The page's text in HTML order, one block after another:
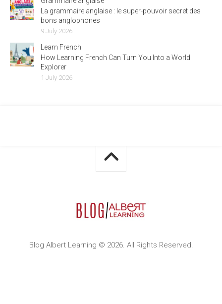
La grammaire anglaise : le super-pouvoir secret des
bons anglophones
9 July 2026
Learn French
How Learning French Can Turn You Into a World
Explorer
1 July 2026
Blog Albert Learning © 2026. All Rights Reserved.